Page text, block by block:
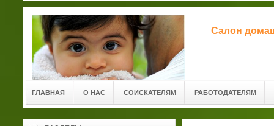
Салон
ГЛАВНАЯ О НАС СОИСКАТЕЛЯМ РАБОТОДАТЕЛЯМ